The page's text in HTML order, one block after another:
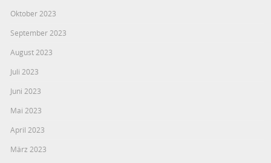
Oktober 2023
September 2023
August 2023
Juli 2023
Juni 2023
Mai 2023
April 2023
März 2023